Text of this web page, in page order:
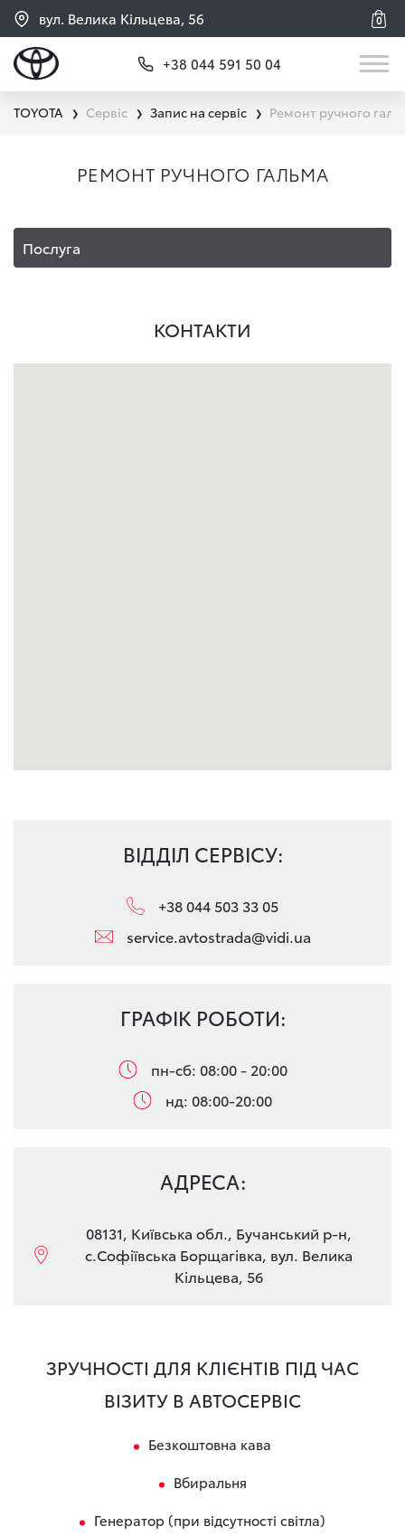
вул. Велика Кільцева, 56 0
+38 044 591 50 04
TOYOTA ❯ Сервіс ❯ Запис на сервіс ❯ Ремонт ручного
РЕМОНТ РУЧНОГО ГАЛЬМА
Послуга
КОНТАКТИ
ВІДДІЛ СЕРВІСУ:
+38 044 503 33 05
service.avtostrada@vidi.ua
ГРАФІК РОБОТИ:
пн-сб: 08:00 - 20:00
нд: 08:00-20:00
АДРЕСА:
08131, Київська обл., Бучанський р-н,
с.Софіївська Борщагівка, вул. Велика
Кільцева, 56
ЗРУЧНОСТІ ДЛЯ КЛІЄНТІВ ПІД ЧАС
ВІЗИТУ В АВТОСЕРВІС
Безкоштовна кава
Вбиральня
Генератор (при відсутності світла)